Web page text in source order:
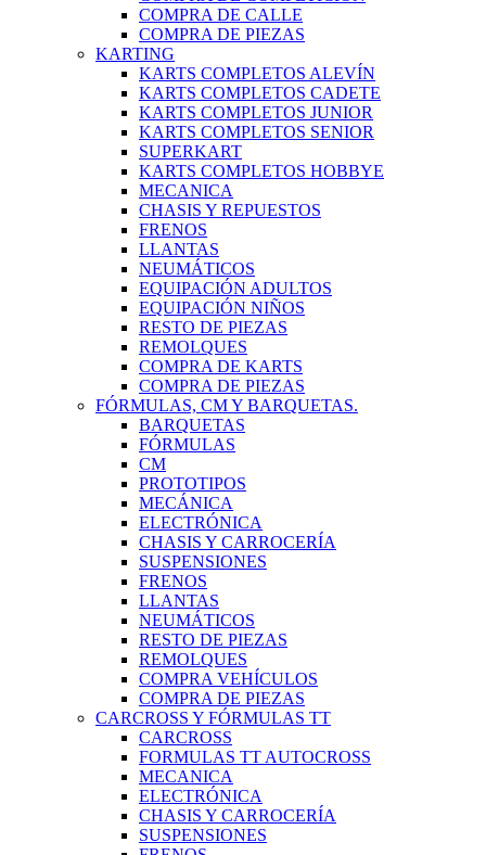
COMPRA DE CALLE
COMPRA DE PIEZAS
KARTING
KARTS COMPLETOS ALEVÍN
KARTS COMPLETOS CADETE
KARTS COMPLETOS JUNIOR
KARTS COMPLETOS SENIOR
SUPERKART
KARTS COMPLETOS HOBBYE
MECANICA
CHASIS Y REPUESTOS
FRENOS
LLANTAS
NEUMÁTICOS
EQUIPACIÓN ADULTOS
EQUIPACIÓN NIÑOS
RESTO DE PIEZAS
REMOLQUES
COMPRA DE KARTS
COMPRA DE PIEZAS
FÓRMULAS, CM Y BARQUETAS.
BARQUETAS
FÓRMULAS
CM
PROTOTIPOS
MECÁNICA
ELECTRÓNICA
CHASIS Y CARROCERÍA
SUSPENSIONES
FRENOS
LLANTAS
NEUMÁTICOS
RESTO DE PIEZAS
REMOLQUES
COMPRA VEHÍCULOS
COMPRA DE PIEZAS
CARCROSS Y FÓRMULAS TT
CARCROSS
FORMULAS TT AUTOCROSS
MECANICA
ELECTRÓNICA
CHASIS Y CARROCERÍA
SUSPENSIONES